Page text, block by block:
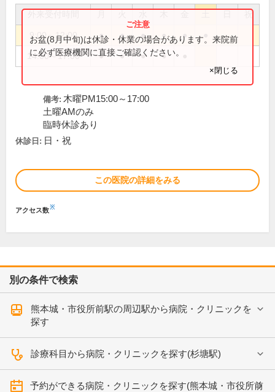
祝
9:00～12:00 ● ● ● ● ●
14:00～17:00 ● ● ● ●
お盆(8月中旬)は休診・休業の場合があります。来院前
に必ず医療機関に直接ご確認ください。
×閉じる
備考: 木曜PM15:00～17:00
土曜AMのみ
臨時休診あり
休診日: 日・祝
この医院の詳細をみる
アクセス数※
別の条件で検索
熊本城・市役所前駅の周辺駅から病院・クリニックを
探す
診療科目から病院・クリニックを探す(杉塘駅)
予約ができる病院・クリニックを探す(熊本城・市役所前